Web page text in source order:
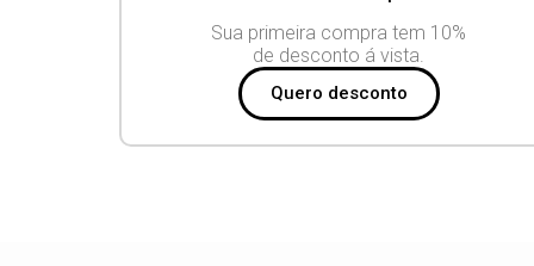
Sua primeira compra tem 10%
de desconto á vista.
Quero desconto